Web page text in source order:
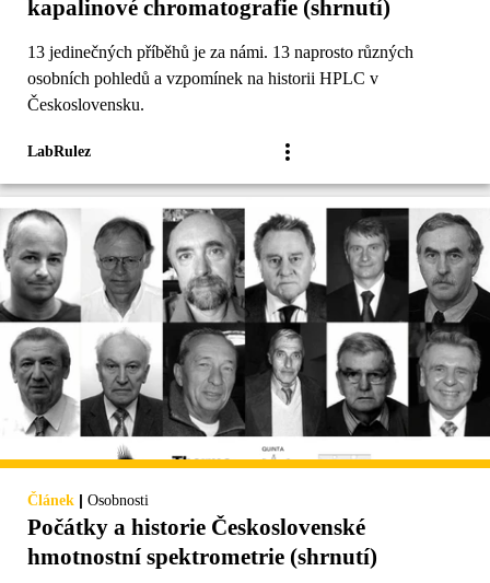
kapalinové chromatografie (shrnutí)
13 jedinečných příběhů je za námi. 13 naprosto různých
osobních pohledů a vzpomínek na historii HPLC v
Československu.
LabRulez
Článek | Osobnosti
Počátky a historie Československé
hmotnostní spektrometrie (shrnutí)